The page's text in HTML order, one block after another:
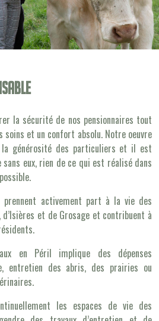
la sécurité de nos pensionnaires tout
et un confort absolu. Notre oeuvre
la générosité des particuliers et il est
eux, rien de ce qui est réalisé dans
prennent activement part à la vie des
d’Isières et de Grosage et contribuent à
en Péril implique des dépenses
entretien des abris, des prairies ou
les espaces de vie des